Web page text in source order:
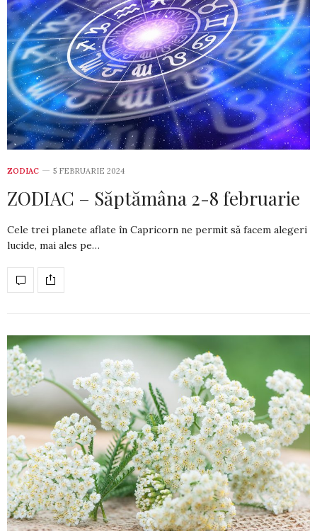
ZODIAC 5 FEBRUARIE 2024
ZODIAC – Săptămâna 2-8 februarie
Cele trei planete aflate în Capricorn ne permit să facem alegeri
lucide, mai ales pe…